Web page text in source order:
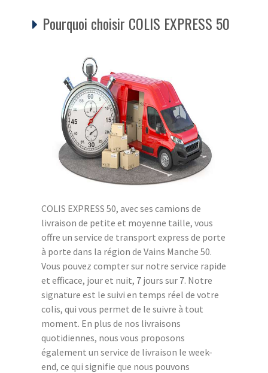
Pourquoi choisir COLIS EXPRESS 50
COLIS EXPRESS 50, avec ses camions de
livraison de petite et moyenne taille, vous
offre un service de transport express de porte
à porte dans la région de Vains Manche 50.
Vous pouvez compter sur notre service rapide
et efficace, jour et nuit, 7 jours sur 7. Notre
signature est le suivi en temps réel de votre
colis, qui vous permet de le suivre à tout
moment. En plus de nos livraisons
quotidiennes, nous vous proposons
également un service de livraison le week-
end, ce qui signifie que nous pouvons